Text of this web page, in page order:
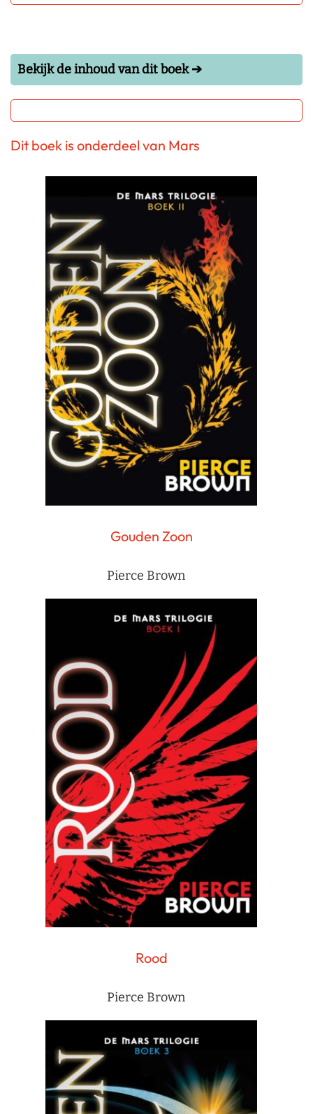
Bekijk de inhoud van dit boek ➔
Dit boek is onderdeel van Mars
Gouden Zoon
Pierce Brown
Rood
Pierce Brown